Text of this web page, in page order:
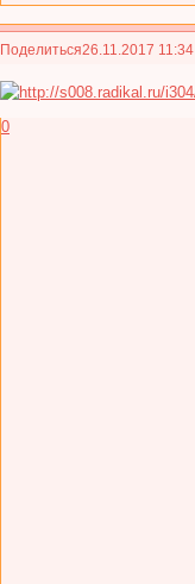
Поделиться26.11.2017
0